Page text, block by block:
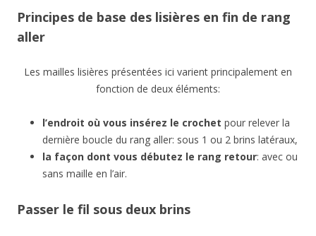
Principes de base des lisières en fin de rang
aller
Les mailles lisières présentées ici varient principalement en
fonction de deux éléments:
l’endroit où vous insérez le crochet pour relever la
dernière boucle du rang aller: sous 1 ou 2 brins latéraux,
la façon dont vous débutez le rang retour: avec ou
sans maille en l’air.
Passer le fil sous deux brins